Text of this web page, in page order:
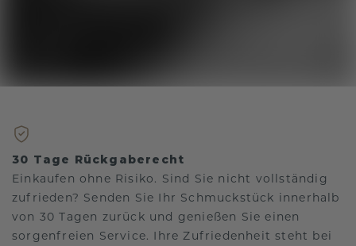
30 Tage Rückgaberecht
Einkaufen ohne Risiko. Sind Sie nicht vollständig
zufrieden? Senden Sie Ihr Schmuckstück innerhalb
von 30 Tagen zurück und genießen Sie einen
sorgenfreien Service. Ihre Zufriedenheit steht bei